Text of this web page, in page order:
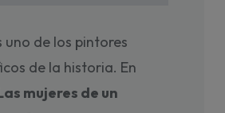
uno de los pintores
de la historia. En
mujeres de un